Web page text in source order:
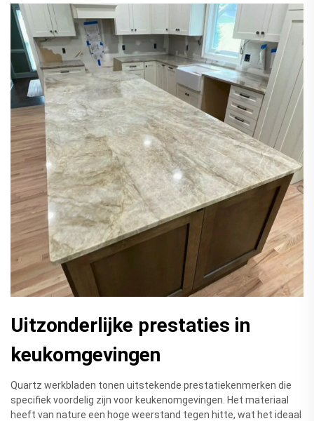
Uitzonderlijke prestaties in
keukomgevingen
Quartz werkbladen tonen uitstekende prestatiekenmerken die
specifiek voordelig zijn voor keukenomgevingen. Het materiaal
heeft van nature een hoge weerstand tegen hitte, wat het ideaal